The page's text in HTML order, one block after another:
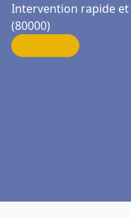
Intervention rapide
(80000)